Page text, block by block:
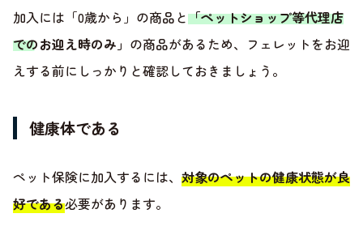
加入には「0歳から」の商品と「ペットショップ等代理店
でのお迎え時のみ」 の商品があるため、フェレットをお迎
えする前にしっかりと確認しておきましょう。
健康体である
ペット保険に加入するには、 対象のペットの健康状態が良
好である必要があります。